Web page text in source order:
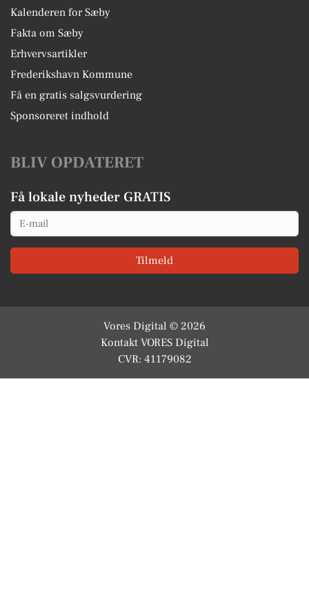
Kalenderen for Sæby
Fakta om Sæby
Erhvervsartikler
Frederikshavn Kommune
Få en gratis salgsvurdering
Sponsoreret indhold
BLIV OPDATERET
Få lokale nyheder GRATIS
Email
Tilmeld
Vores Digital © 2026
Kontakt VORES Digital
CVR: 41179082